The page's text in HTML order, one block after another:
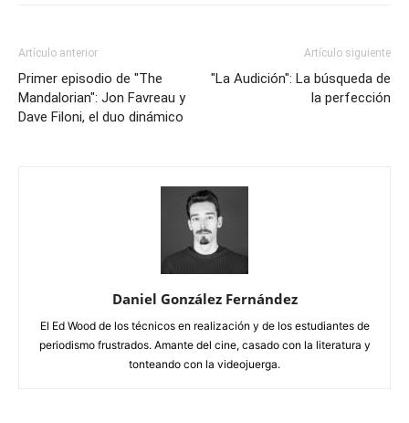
Artículo anterior
Primer episodio de "The
Mandalorian": Jon Favreau y
Dave Filoni, el duo dinámico
Artículo siguiente
"La Audición": La búsqueda de
la perfección
Daniel González Fernández
El Ed Wood de los técnicos en realización y de los estudiantes de
periodismo frustrados. Amante del cine, casado con la literatura y
tonteando con la videojuerga.